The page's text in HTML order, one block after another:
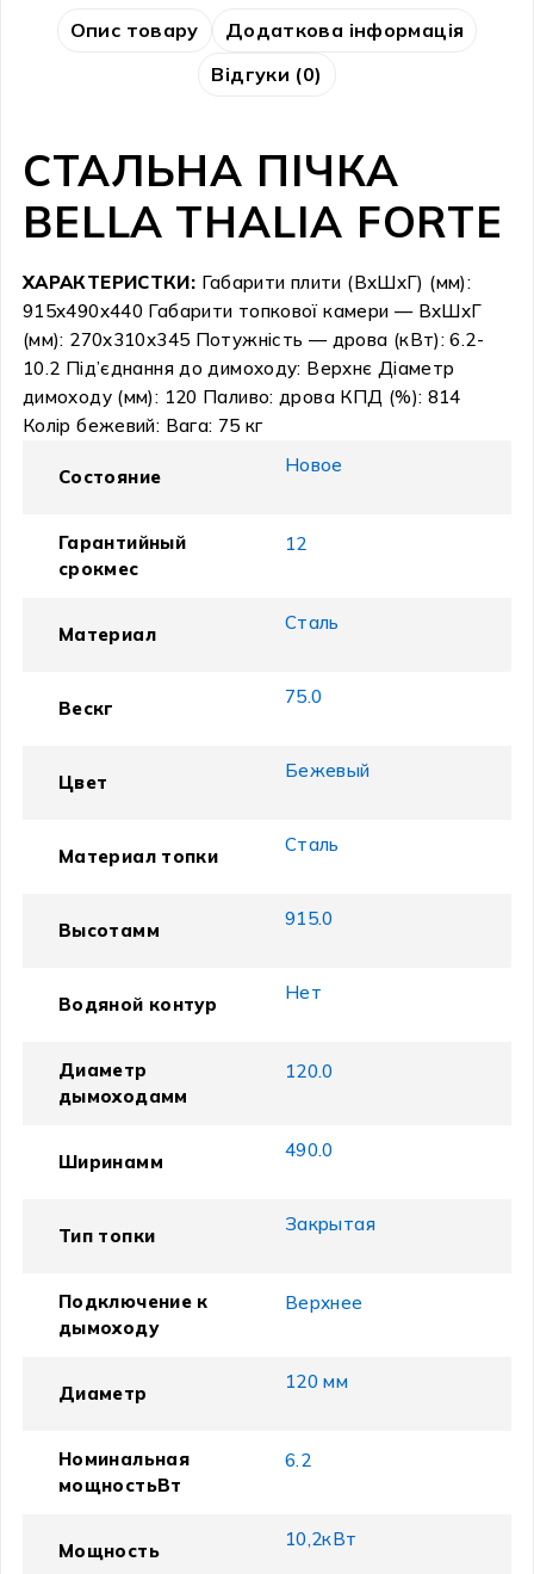
Опис товару
Додаткова інформація
Відгуки (0)
СТАЛЬНА ПІЧКА
BELLA THALIA FORTE
ХАРАКТЕРИСТКИ: Габарити плити (ВхШхГ) (мм):
915х490х440 Габарити топкової камери — ВхШхГ
(мм): 270х310х345 Потужність — дрова (кВт): 6.2-
10.2 Під’єднання до димоходу: Верхнє Діаметр
димоходу (мм): 120 Паливо: дрова КПД (%): 814
Колір бежевий: Вага: 75 кг
Состояние
Новое
Гарантийный
срокмес
12
Материал
Сталь
Вескг
75.0
Цвет
Бежевый
Материал топки
Сталь
Высотамм
915.0
Водяной контур
Нет
Диаметр
дымоходамм
120.0
Ширинамм
490.0
Тип топки
Закрытая
Подключение к
дымоходу
Верхнее
Диаметр
120 мм
Номинальная
мощностьВт
6.2
Мощность
10,2кВт